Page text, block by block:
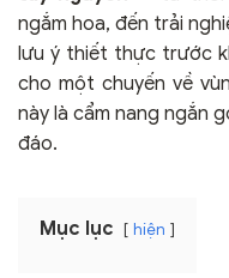
ngắm hoa, đến trải
lưu ý thiết thực trước
cho một chuyến về
này là cẩm nang ngắn
đáo.
Mục lục hiện